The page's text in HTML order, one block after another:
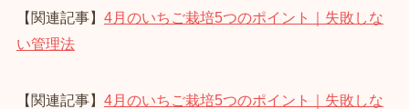
【関連記事】 4月のいちご栽培5つのポイント｜失敗しな
い管理法
【関連記事】 4月のいちご栽培5つのポイント｜失敗しな